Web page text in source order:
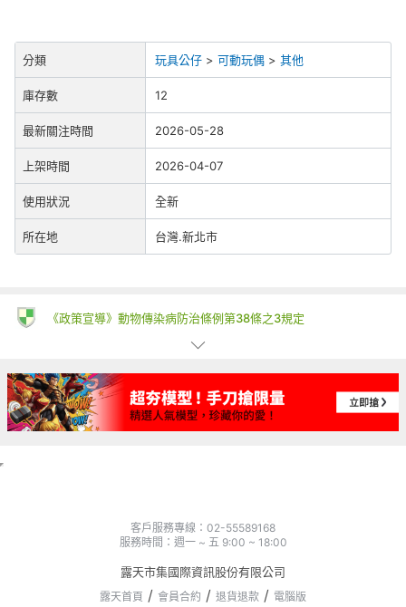
分類 玩具公仔 > 可動玩偶 > 其他
庫存數 12
最新關注時間 2026-05-28
上架時間 2026-04-07
使用狀況 全新
所在地 台灣.新北市
《政策宣導》動物傳染病防治條例第38條之3規定
一、為防治動物傳染病，境外動物或動物產品等應施檢疫物輸入我
入之應施檢疫物者最高可處七年以下有期徒刑，得併科新臺幣三百
萬元以下罰金。應施檢疫物之輸入人或代理人未依規定申請檢疫
者，得處新臺幣五萬元以上一百萬元以下罰鍰，並得按次處罰。
二、境外商品不得隨貨贈送應施檢疫物。
第18條及第19條之規範。買家檢視商品時，應維持商品之原狀，
以免影響退款權益。
客戶服務專線：02-55589168
服務時間：週一 ~ 五 9:00 ~ 18:00
露天市集國際資訊股份有限公司
露天首頁 會員合約 退貨退款 電腦版